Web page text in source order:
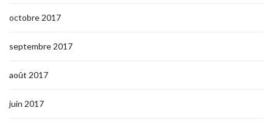
octobre 2017
septembre 2017
août 2017
juin 2017